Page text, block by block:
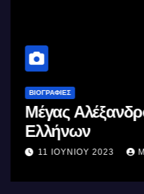
ΒΙΟΓΡΑΦΊΕΣ
Μέγας
Ελλήνων
11 ΙΟΥΝΊΟΥ 2023